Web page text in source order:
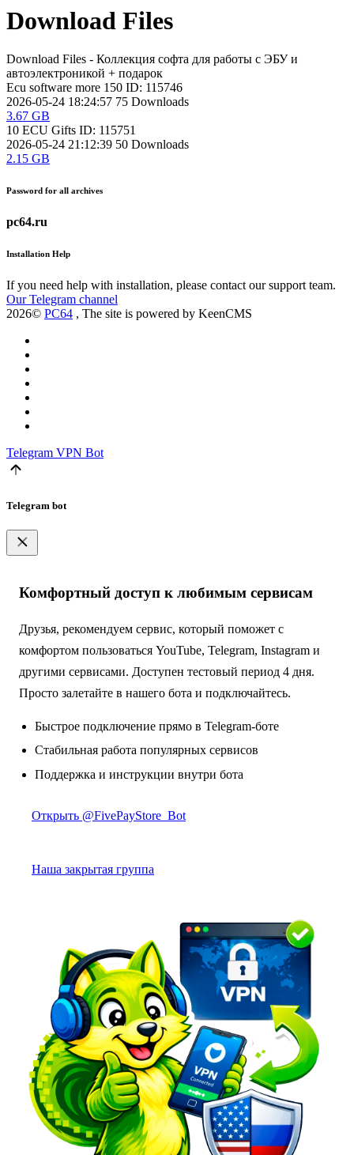
Download Files
Download Files - Коллекция софта для работы с ЭБУ и
автоэлектроникой + подарок
Ecu software more 150 ID: 115746
2026-05-24 18:24:57 75 Downloads
3.67 GB
10 ECU Gifts ID: 115751
2026-05-24 21:12:39 50 Downloads
2.15 GB
Password for all archives
pc64.ru
Installation Help
If you need help with installation, please contact our support team.
Our Telegram channel
2026© PC64 , The site is powered by KeenCMS
Telegram VPN Bot
Telegram bot
Комфортный доступ к любимым сервисам
Друзья, рекомендуем сервис, который поможет с
комфортом пользоваться YouTube, Telegram, Instagram и
другими сервисами. Доступен тестовый период 4 дня.
Просто залетайте в нашего бота и подключайтесь.
Быстрое подключение прямо в Telegram-боте
Стабильная работа популярных сервисов
Поддержка и инструкции внутри бота
Открыть @FivePayStore_Bot
Наша закрытая группа